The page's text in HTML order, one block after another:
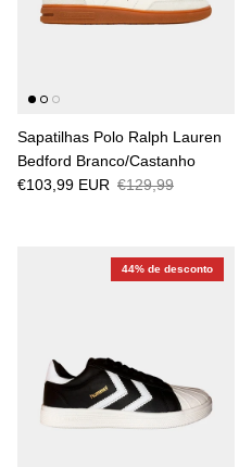
Sapatilhas Polo Ralph Lauren
Bedford Branco/Castanho
€103,99 EUR €129,99
44% de desconto